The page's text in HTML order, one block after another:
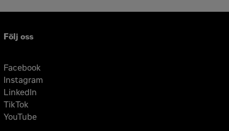
Följ oss
Facebook
Instagram
LinkedIn
TikTok
YouTube